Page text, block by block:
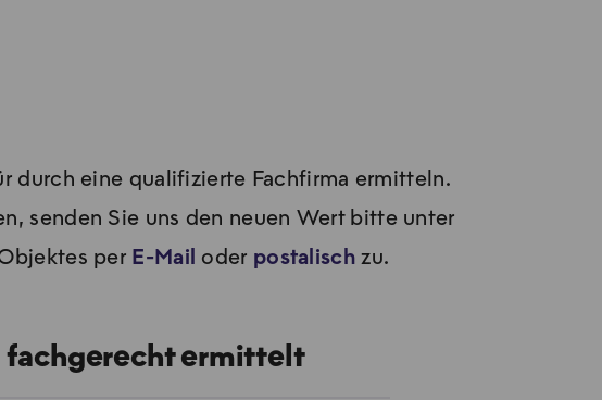
durch eine qualifizierte Fachfirma ermitteln.
senden Sie uns den neuen Wert bitte unter
per E-Mail oder postalischzu.
fachgerecht ermittelt